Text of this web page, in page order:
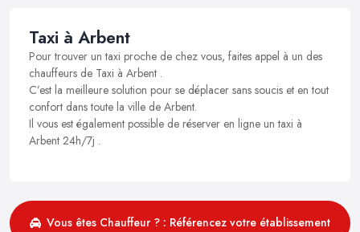
Taxi à Arbent
Pour trouver un taxi proche de chez vous, faites appel à un des
chauffeurs de Taxi à Arbent .
C’est la meilleure solution pour se déplacer sans soucis et en tout
confort dans toute la ville de Arbent.
Il vous est également possible de réserver en ligne un taxi à
Arbent 24h/7j .
Vous êtes Chauffeur ? : Référencez votre établissement